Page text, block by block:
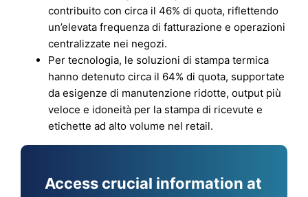
contribuito con circa il 46% di quota, riflettendo
un’elevata frequenza di fatturazione e operazioni
centralizzate nei negozi.
Per tecnologia, le soluzioni di stampa termica
hanno detenuto circa il 64% di quota, supportate
da esigenze di manutenzione ridotte, output più
veloce e idoneità per la stampa di ricevute e
etichette ad alto volume nel retail.
Access crucial information at